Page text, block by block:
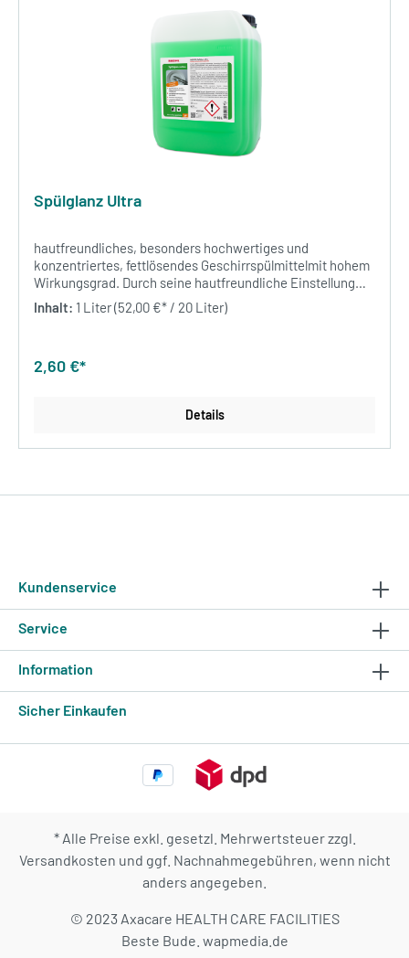
Spülglanz Ultra
hautfreundliches, besonders hochwertiges und
konzentriertes, fettlösendes Geschirrspülmittelmit hohem
Wirkungsgrad. Durch seine hautfreundliche Einstellung
liegt eine besondere Eignung bei häufigem Hautkontakt
mit der Spülflotte vor. Spülglanz Ultra ist besondersfür den
Inhalt: 1 Liter(52,00 €* / 20 Liter)
2,60 €*
Details
Kundenservice
Service
Information
Sicher Einkaufen
* Alle Preise exkl. gesetzl. Mehrwertsteuer zzgl.
Versandkosten und ggf. Nachnahmegebühren, wenn nicht
anders angegeben.
© 2023 Axacare HEALTH CARE FACILITIES
Beste Bude. wapmedia.de